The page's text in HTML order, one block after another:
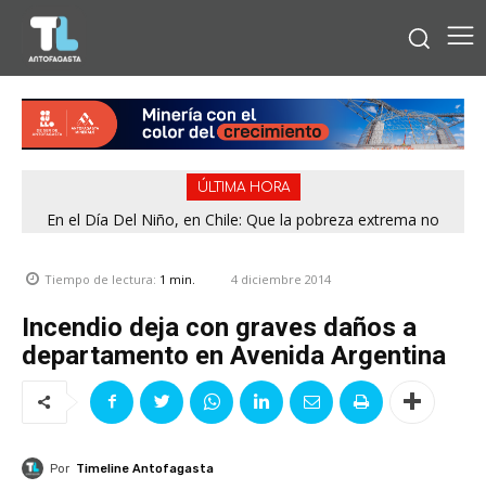
ÚLTIMA HORA
En el Día Del Niño, en Chile: Que la pobreza extrema no
Tiempo de lectura: 1 min. 4 diciembre 2014
Incendio deja con graves daños a
departamento en Avenida Argentina
Por Timeline Antofagasta